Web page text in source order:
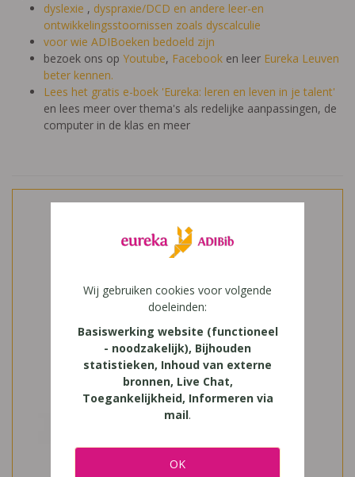
dyslexie , dyspraxie/DCD en andere leer-en
ontwikkelingsstoornissen zoals dyscalculie
voor wie ADIBoeken bedoeld zijn
bezoek ons op Youtube, Facebook en leer Eureka Leuven
beter kennen.
Lees het gratis e-boek 'Eureka: leren en leven in je talent'
en lees meer over thema's als redelijke aanpassingen, de
computer in de klas en meer
Wij gebruiken cookies voor volgende
doeleinden:
Basiswerking website (functioneel
- noodzakelijk), Bijhouden
statistieken, Inhoud van externe
bronnen, Live Chat,
Toegankelijkheid, Informeren via
mail.
OK